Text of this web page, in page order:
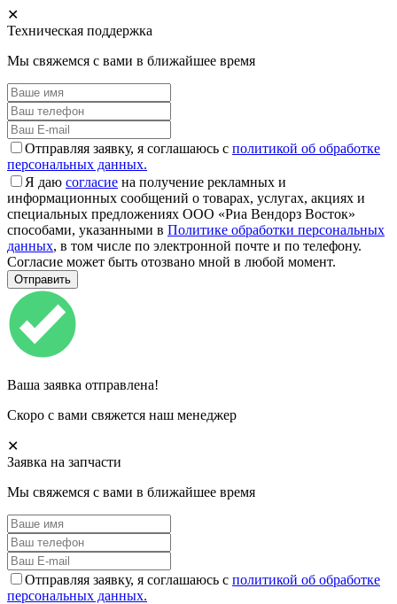
✕
Техническая поддержка
Мы свяжемся с вами в ближайшее время
Отправляя заявку, я соглашаюсь с политикой об обработке
персональных данных.
Я даю согласие на получение рекламных и
информационных сообщений о товарах, услугах, акциях и
специальных предложениях ООО «Риа Вендорз Восток»
способами, указанными в Политике обработки персональных
данных, в том числе по электронной почте и по телефону.
Согласие может быть отозвано мной в любой момент.
Ваша заявка отправлена!
Скоро с вами свяжется наш менеджер
✕
Заявка на запчасти
Мы свяжемся с вами в ближайшее время
Отправляя заявку, я соглашаюсь с политикой об обработке
персональных данных.